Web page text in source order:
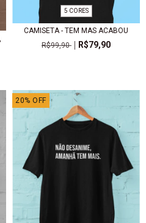
5 CORES
CAMISETA - TEM MAS ACABOU
R$99,90
R$79,90
20% OFF